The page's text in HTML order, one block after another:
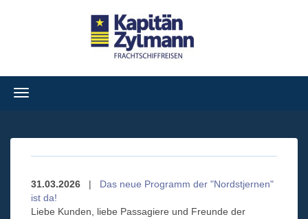
Navigation
31.03.2026 | Das neue Programm der "Nordstjernen"
ist da!
Liebe Kunden, liebe Passagiere und Freunde der